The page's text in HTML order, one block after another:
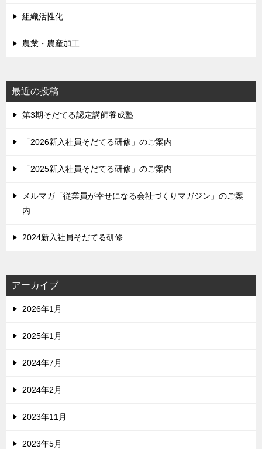
組織活性化
農業・農産加工
最近の投稿
第3期そだてる認定講師養成塾
「2026新入社員そだてる研修」のご案内
「2025新入社員そだてる研修」のご案内
メルマガ「従業員が幸せになる会社づくりマガジン」のご案
内
2024新入社員そだてる研修
アーカイブ
2026年1月
2025年1月
2024年7月
2024年2月
2023年11月
2023年5月